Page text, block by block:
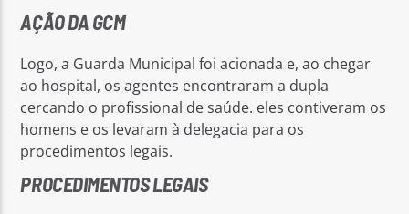
AÇÃO DA GCM
Logo, a Guarda Municipal foi acionada e, ao chegar
ao hospital, os agentes encontraram a dupla
cercando o profissional de saúde. eles contiveram os
homens e os levaram à delegacia para os
procedimentos legais.
PROCEDIMENTOS LEGAIS